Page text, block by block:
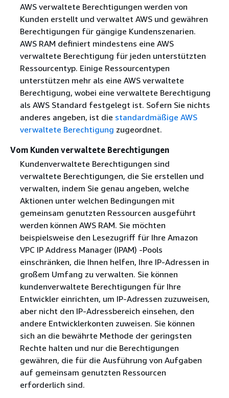
AWS verwaltete Berechtigungen werden von
Kunden erstellt und verwaltet AWS und gewähren
Berechtigungen für gängige Kundenszenarien.
AWS RAM definiert mindestens eine AWS
verwaltete Berechtigung für jeden unterstützten
Ressourcentyp. Einige Ressourcentypen
unterstützen mehr als eine AWS verwaltete
Berechtigung, wobei eine verwaltete Berechtigung
als AWS Standard festgelegt ist. Sofern Sie nichts
anderes angeben, ist die standardmäßige AWS
verwaltete Berechtigung zugeordnet.
Vom Kunden verwaltete Berechtigungen
Kundenverwaltete Berechtigungen sind
verwaltete Berechtigungen, die Sie erstellen und
verwalten, indem Sie genau angeben, welche
Aktionen unter welchen Bedingungen mit
gemeinsam genutzten Ressourcen ausgeführt
werden können AWS RAM. Sie möchten
beispielsweise den Lesezugriff für Ihre Amazon
VPC IP Address Manager (IPAM) -Pools
einschränken, die Ihnen helfen, Ihre IP-Adressen in
großem Umfang zu verwalten. Sie können
kundenverwaltete Berechtigungen für Ihre
Entwickler einrichten, um IP-Adressen zuzuweisen,
aber nicht den IP-Adressbereich einsehen, den
andere Entwicklerkonten zuweisen. Sie können
sich an die bewährte Methode der geringsten
Rechte halten und nur die Berechtigungen
gewähren, die für die Ausführung von Aufgaben
auf gemeinsam genutzten Ressourcen
erforderlich sind.